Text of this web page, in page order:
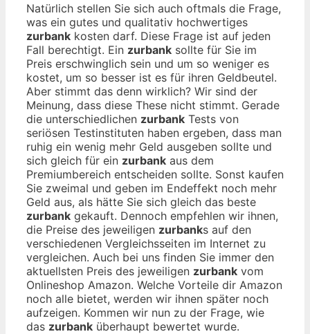
Natürlich stellen Sie sich auch oftmals die Frage,
was ein gutes und qualitativ hochwertiges
zurbank kosten darf. Diese Frage ist auf jeden
Fall berechtigt. Ein zurbank sollte für Sie im
Preis erschwinglich sein und um so weniger es
kostet, um so besser ist es für ihren Geldbeutel.
Aber stimmt das denn wirklich? Wir sind der
Meinung, dass diese These nicht stimmt. Gerade
die unterschiedlichen zurbank Tests von
seriösen Testinstituten haben ergeben, dass man
ruhig ein wenig mehr Geld ausgeben sollte und
sich gleich für ein zurbank aus dem
Premiumbereich entscheiden sollte. Sonst kaufen
Sie zweimal und geben im Endeffekt noch mehr
Geld aus, als hätte Sie sich gleich das beste
zurbank gekauft. Dennoch empfehlen wir ihnen,
die Preise des jeweiligen zurbanks auf den
verschiedenen Vergleichsseiten im Internet zu
vergleichen. Auch bei uns finden Sie immer den
aktuellsten Preis des jeweiligen zurbank vom
Onlineshop Amazon. Welche Vorteile dir Amazon
noch alle bietet, werden wir ihnen später noch
aufzeigen. Kommen wir nun zu der Frage, wie
das zurbank überhaupt bewertet wurde.